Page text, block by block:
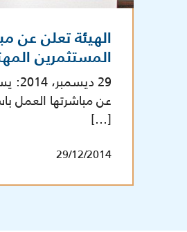
الهيئة تعلن عن
المستثمرين
29
عن مباشرتها العمل
[…]
29/12/2014